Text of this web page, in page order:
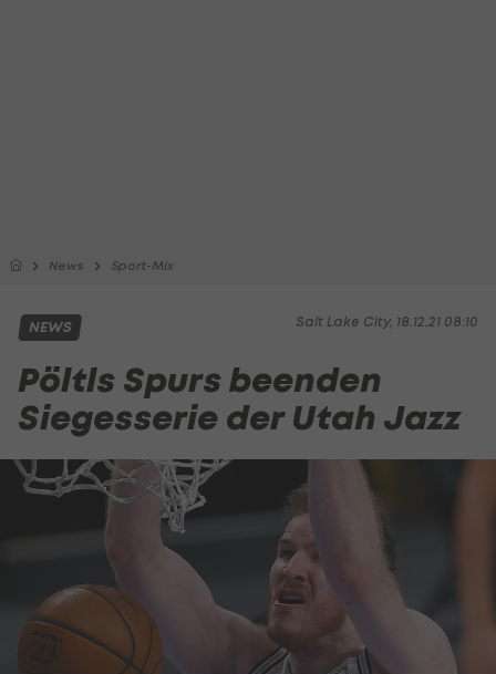
News Sport-Mix
Salt Lake City, 18.12.21 08:10
NEWS
Pöltls Spurs beenden
Siegesserie der Utah Jazz